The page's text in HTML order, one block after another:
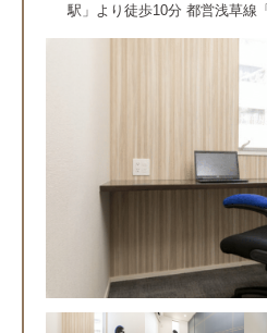
駅」より徒歩10分 都営浅草線